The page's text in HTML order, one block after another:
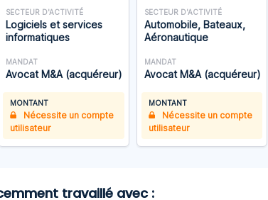
SECTEUR D'ACTIVITÉ
Logiciels et services
informatiques
MANDAT
Avocat M&A (acquéreur)
MONTANT
Nécessite un compte
utilisateur
SECTEUR D'ACTIVITÉ
Automobile, Bateaux,
Aéronautique
MANDAT
Avocat M&A (acquéreur)
MONTANT
Nécessite un compte
utilisateur
travaillé avec :